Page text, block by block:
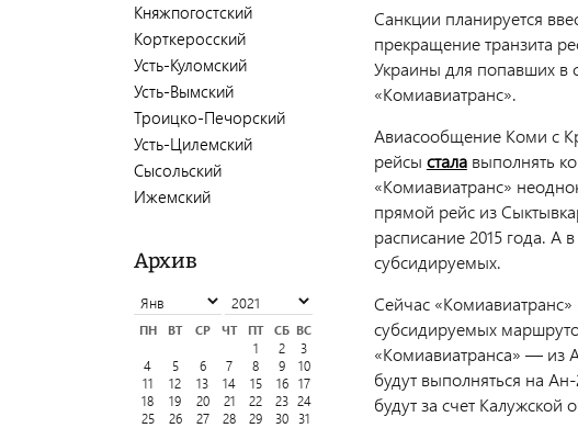
Княжпогостский
Корткеросский
Усть-Куломский
Усть-Вымский
Троицко-Печорский
Усть-Цилемский
Сысольский
Ижемский
Архив
ПН ВТ СР ЧТ ПТ СБ ВС
1
2
3
4
5 6 7 8 9
10
11
12 13 14 15 16
17
18
19 20 21 22 23 24
25
26 27 28 29 30 31
Санкции планируется
прекращение транзита
Украины для попавших
«Комиавиатранс».
Авиасообщение Коми с
рейсы сталавыполнять
«Комиавиатранс»
прямой рейс из
расписание 2015 года. А
субсидируемых.
Сейчас
субсидируемых
«Комиавиатранса» — из
будут выполняться на
будут за счет Калужской